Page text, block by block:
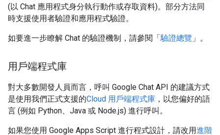
(以 Chat 應用程式身分執行動作或存取資料)。部分方法同
時支援使用者驗證和應用程式驗證。
如要進一步瞭解 Chat 的驗證機制，請參閱「驗證總覽 」。
用戶端程式庫
對大多數開發人員而言，呼叫 Google Chat API 的建議方式
是使用我們正式支援的Cloud 用戶端程式庫 ，以您偏好的語
言 (例如 Python、Java 或 Node.js) 進行呼叫。
如果您使用 Google Apps Script 進行程式設計，請改用進階